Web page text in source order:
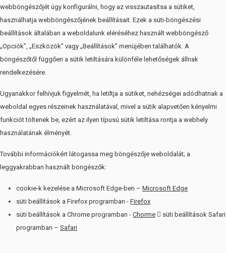
webböngészőjét úgy konfigurálni, hogy az visszautasítsa a sütiket,
használhatja webböngészőjének beállításait. Ezek a süti-böngészési
beállítások általában a weboldalunk eléréséhez használt webböngésző
„Opciók”, „Eszközök” vagy „Beállítások” menüjében találhatók. A
böngészőtől függően a sütik letiltására különféle lehetőségek állnak
rendelkezésére.
Ugyanakkor felhívjuk figyelmét, ha letiltja a sütiket, nehézségei adódhatnak a
weboldal egyes részeinek használatával, mivel a sütik alapvetően kényelmi
funkciót töltenek be, ezért az ilyen típusú sütik letiltása rontja a webhely
használatának élményét.
További információkért látogassa meg böngészője weboldalát; a
leggyakrabban használt böngészők:
cookie-k kezelése a Microsoft Edge-ben – Microsoft Edge
süti beállítások a Firefox programban - Firefox
süti beállítások a Chrome programban - Chorme  süti beállítások Safari
programban – Safari